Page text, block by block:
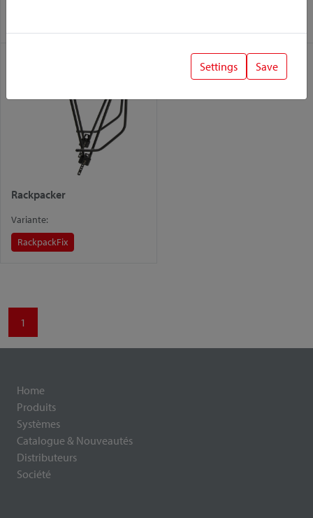
Rackpacker
Variante:
RackpackFix
1
Home
Produits
Systèmes
Catalogue & Nouveautés
Distributeurs
Société
Settings Save